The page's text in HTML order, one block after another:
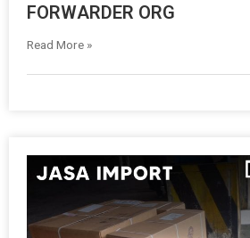
FORWARDER ORG
Read More »